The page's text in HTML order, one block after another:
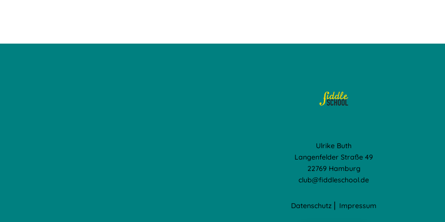
Ulrike Buth
Langenfelder Straße 49
22769 Hamburg
club@fiddleschool.de
Datenschutz Impressum